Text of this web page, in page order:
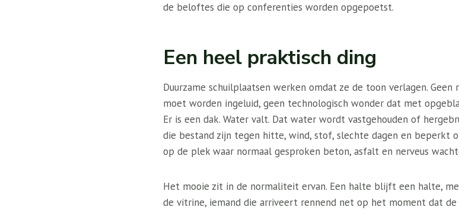
de beloftes die op conferenties worden opgepoetst.
Een heel praktisch ding
Duurzame schuilplaatsen werken omdat ze de toon verlagen.
moet worden ingeluid, geen technologisch wonder dat met
Er is een dak. Water valt. Dat water wordt vastgehouden of
die bestand zijn tegen hitte, wind, stof, slechte dagen en beperkt
op de plek waar normaal gesproken beton, asfalt en nerveus
Het mooie zit in de normaliteit ervan. Een halte blijft een halte,
de vitrine, iemand die arriveert rennend net op het moment dat de